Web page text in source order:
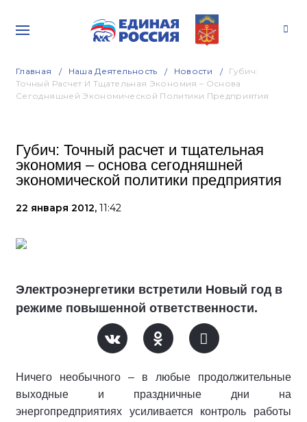
Главная Наша Деятельность Новости
Губич:
Точный Расчет И Тщательная Экономия – Основа
Сегодняшней Экономической Политики Предприятия
Губич: Точный расчет и тщательная
экономия – основа сегодняшней
экономической политики предприятия
22 января 2012, 11:42
Электроэнергетики встретили Новый год в
режиме повышенной ответственности.
Ничего необычного – в любые продолжительные
выходные и праздничные дни на
энергопредприятиях усиливается контроль работы